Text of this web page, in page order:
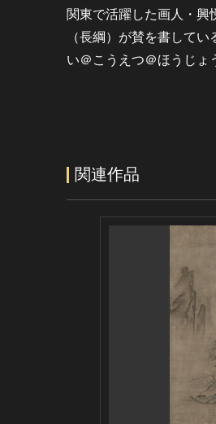
関東で活躍した画人・興
（長綱）が賛を書して
い＠こうえつ＠ほうじょ
関連作品